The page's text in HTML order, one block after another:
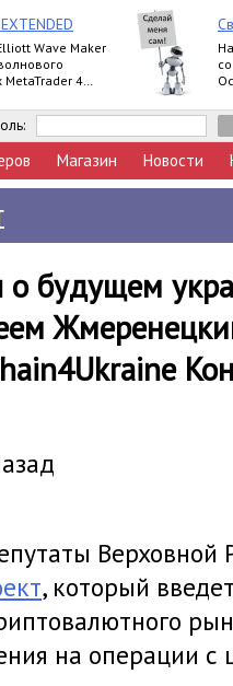
Wave Maker
MetaTrader 4
Магазин Новости
о будущем
Верховной
, который
на операции